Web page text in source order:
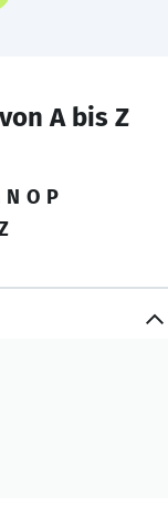
A bis Z
N O P